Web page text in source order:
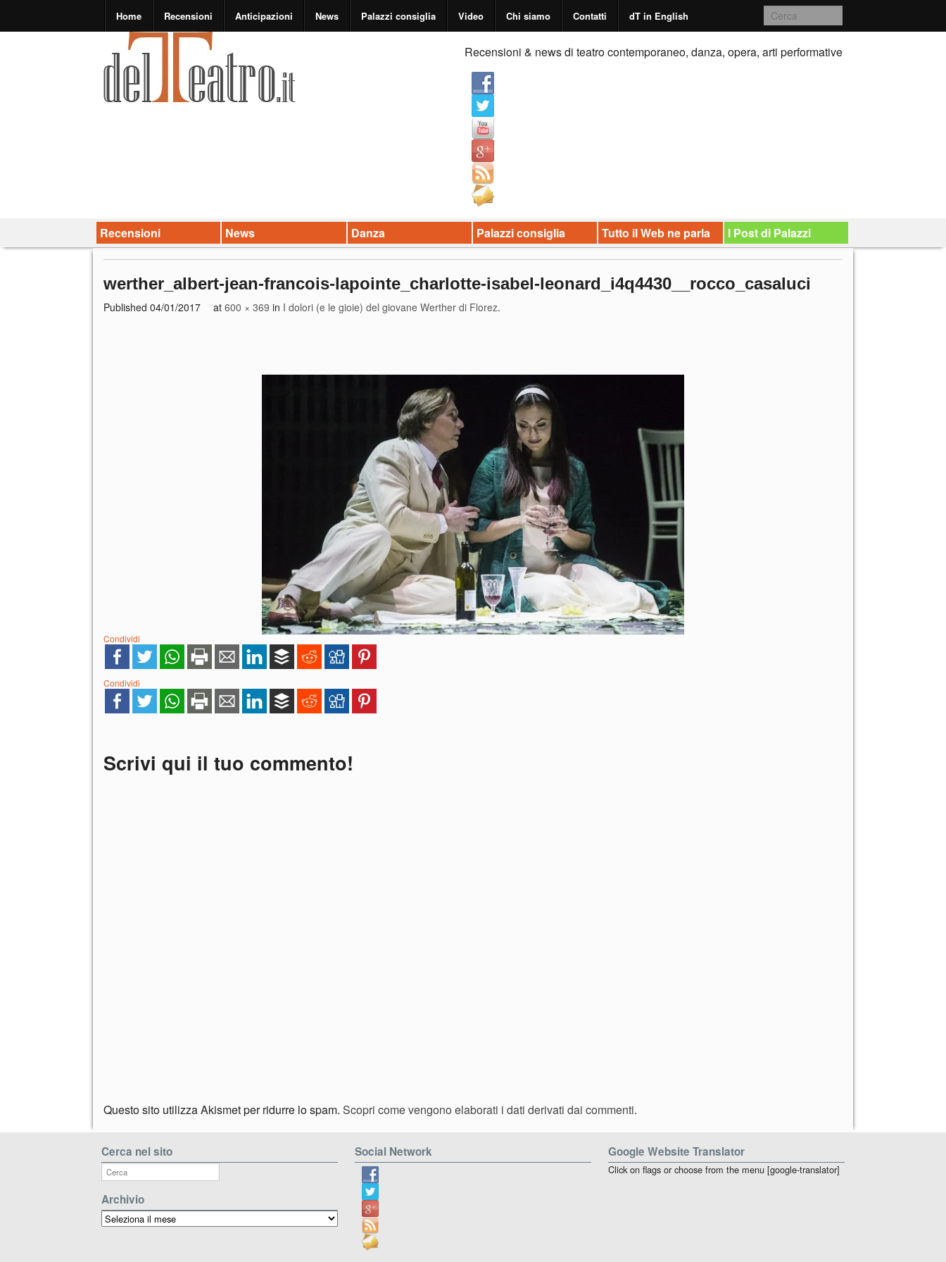
Home Recensioni Anticipazioni News Palazzi consiglia Video Chi siamo Contatti dT in English
Recensioni & news di teatro contemporaneo, danza, opera, arti performative
Recensioni News Danza Palazzi consiglia Tutto il Web ne parla I Post di Palazzi
werther_albert-jean-francois-lapointe_charlotte-isabel-leonard_i4q4430__rocco_casaluci
Published 04/01/2017 at 600 × 369 in I dolori (e le gioie) del giovane Werther di Florez.
Condividi
Condividi
Scrivi qui il tuo commento!
Questo sito utilizza Akismet per ridurre lo spam. Scopri come vengono elaborati i dati derivati dai commenti.
Cerca nel sito
Archivio
Archivio
Social Network Google Website Translator
Click on flags or choose from the menu [google-translator]